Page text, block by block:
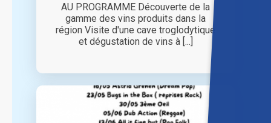
AU PROGRAMME Découverte de la
gamme des vins produits dans la
région Visite d'une cave troglodytique
et dégustation de vins à [...]